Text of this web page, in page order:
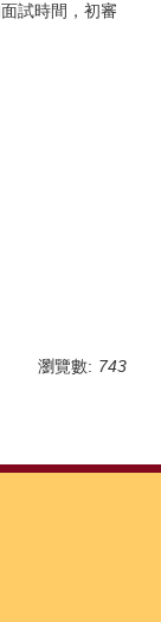
試時間，初審
瀏覽數: 743